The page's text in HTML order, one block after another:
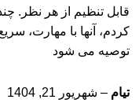
قابل تنظیم از هر نظر.
کردم، آنها با مهارت،
توصیه می شود
تیام – شهریور 21, 1404